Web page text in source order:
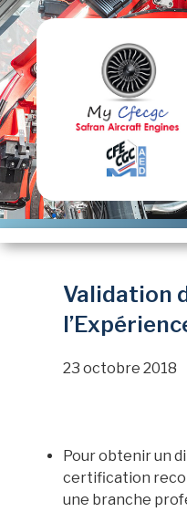
Aller
au
contenu
principal
Validation
23 octobre 2018
Pour obtenir un
certification
une branche